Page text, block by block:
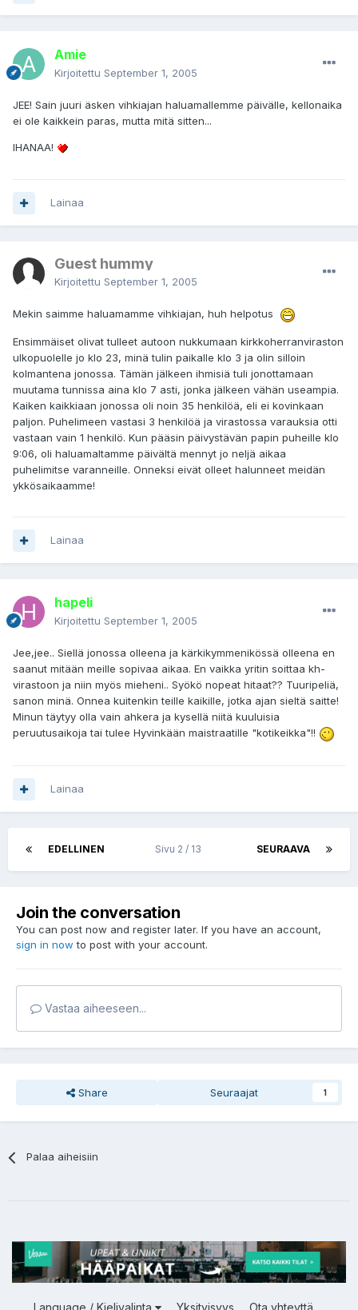
Amie
Kirjoitettu September 1, 2005
JEE! Sain juuri äsken vihkiajan haluamallemme päivälle, kellonaika
ei ole kaikkein paras, mutta mitä sitten...
IHANAA!
Lainaa
Guest hummy
Kirjoitettu September 1, 2005
Mekin saimme haluamamme vihkiajan, huh helpotus
Ensimmäiset olivat tulleet autoon nukkumaan kirkkoherranviraston
ulkopuolelle jo klo 23, minä tulin paikalle klo 3 ja olin silloin
kolmantena jonossa. Tämän jälkeen ihmisiä tuli jonottamaan
muutama tunnissa aina klo 7 asti, jonka jälkeen vähän useampia.
Kaiken kaikkiaan jonossa oli noin 35 henkilöä, eli ei kovinkaan
paljon. Puhelimeen vastasi 3 henkilöä ja virastossa varauksia otti
vastaan vain 1 henkilö. Kun pääsin päivystävän papin puheille klo
9:06, oli haluamaltamme päivältä mennyt jo neljä aikaa
puhelimitse varanneille. Onneksi eivät olleet halunneet meidän
ykkösaikaamme!
Lainaa
hapeli
Kirjoitettu September 1, 2005
Jee,jee.. Siellä jonossa olleena ja kärkikymmenikössä olleena en
saanut mitään meille sopivaa aikaa. En vaikka yritin soittaa kh-
virastoon ja niin myös mieheni.. Syökö nopeat hitaat?? Tuuripeliä,
sanon minä. Onnea kuitenkin teille kaikille, jotka ajan sieltä saitte!
Minun täytyy olla vain ahkera ja kysellä niitä kuuluisia
peruutusaikoja tai tulee Hyvinkään maistraatille "kotikeikka"!!
Lainaa
EDELLINEN SEURAAVA
Sivu 2 / 13
Join the conversation
You can post now and register later. If you have an account,
sign in now to post with your account.
Vastaa aiheeseen...
Share Seuraajat 1
Palaa aiheisiin
Language / Kielivalinta Yksityisyys Ota yhteyttä